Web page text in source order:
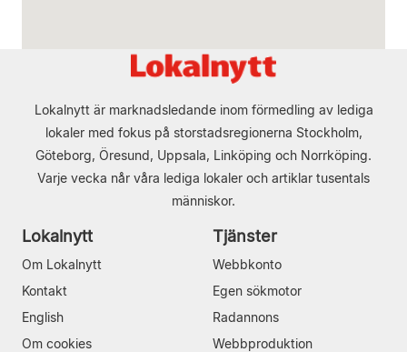
Lokalnytt är marknadsledande inom förmedling av lediga
lokaler med fokus på storstadsregionerna Stockholm,
Göteborg, Öresund, Uppsala, Linköping och Norrköping.
Varje vecka når våra lediga lokaler och artiklar tusentals
människor.
Lokalnytt
Om Lokalnytt
Kontakt
English
Om cookies
Tjänster
Webbkonto
Egen sökmotor
Radannons
Webbproduktion